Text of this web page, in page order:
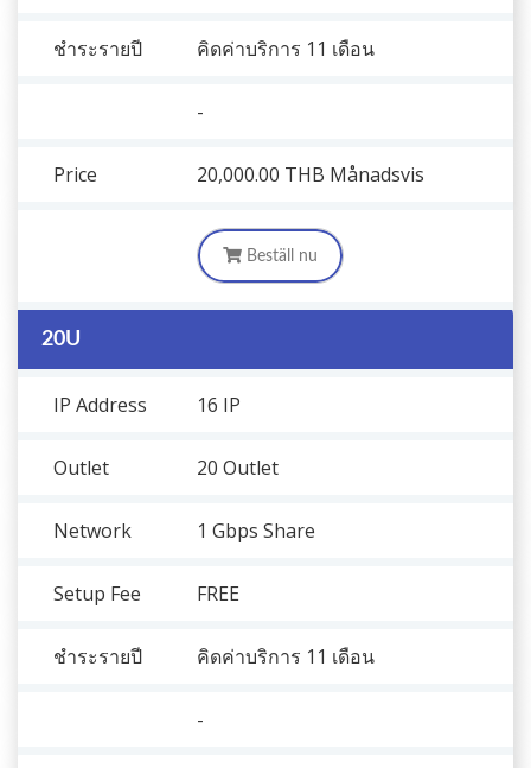
ชำระรายปี คิดค่าบริการ 11 เดือน
-
Price 20,000.00 THB Månadsvis
Beställ nu
20U
IP Address 16 IP
Outlet 20 Outlet
Network 1 Gbps Share
Setup Fee FREE
ชำระรายปี คิดค่าบริการ 11 เดือน
-